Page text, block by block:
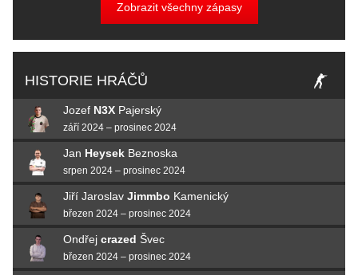
Zobrazit všechny zápasy
HISTORIE HRÁČŮ
Jozef N3X Pajerský
září 2024 – prosinec 2024
Jan Heysek Beznoska
srpen 2024 – prosinec 2024
Jiří Jaroslav Jimmbo Kamenický
březen 2024 – prosinec 2024
Ondřej crazed Švec
březen 2024 – prosinec 2024